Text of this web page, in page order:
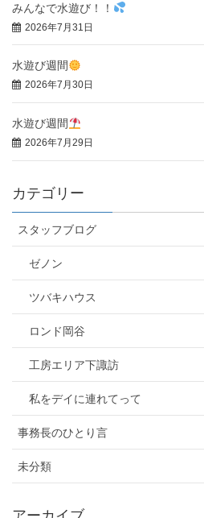
みんなで水遊び！！
2026年7月31日
水遊び週間
2026年7月30日
水遊び週間
2026年7月29日
カテゴリー
スタッフブログ
ゼノン
ツバキハウス
ロンド岡谷
工房エリア下諏訪
私をデイに連れてって
事務長のひとり言
未分類